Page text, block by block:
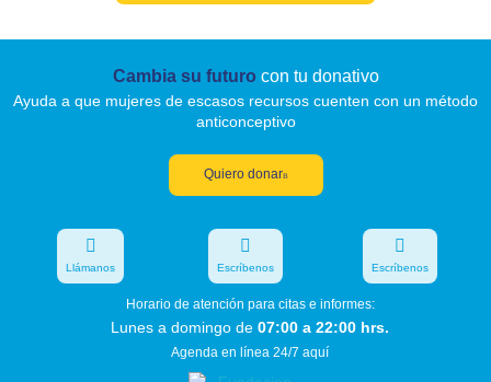
Cambia su futuro con tu donativo
Ayuda a que mujeres de escasos recursos cuenten con un método
anticonceptivo
Quiero donar
Horario de atención para citas e informes:
Lunes a domingo de 07:00 a 22:00 hrs.
Agenda en línea 24/7 aquí
Llámanos Escríbenos Escríbenos